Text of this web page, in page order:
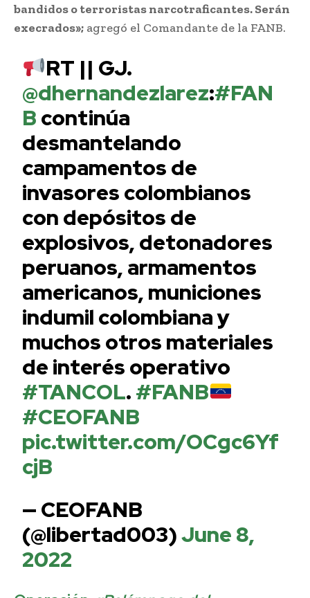
bandidos o terroristas narcotraficantes. Serán
execrados»; agregó el Comandante de la FANB.
RT || GJ.
@dhernandezlarez:#FAN
B continúa
desmantelando
campamentos de
invasores colombianos
con depósitos de
explosivos, detonadores
peruanos, armamentos
americanos, municiones
indumil colombiana y
muchos otros materiales
de interés operativo
#TANCOL. #FANB
#CEOFANB
pic.twitter.com/OCgc6Yf
cjB
— CEOFANB
(@libertad003)June 8,
2022